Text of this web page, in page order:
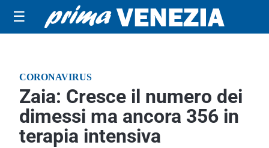
☰
CORONAVIRUS
Zaia: Cresce il numero dei
dimessi ma ancora 356 in
terapia intensiva